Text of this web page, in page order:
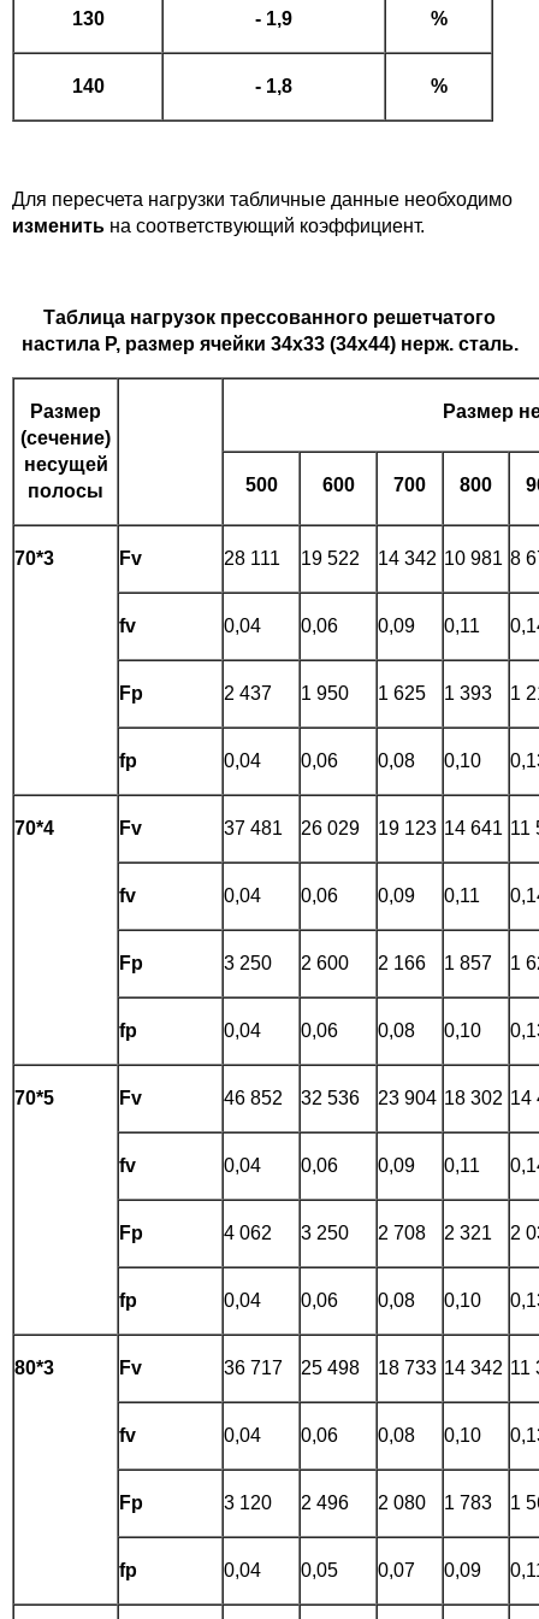
130 - 1,9 %
140 - 1,8 %
Для пересчета нагрузки табличные данные необходимо
изменить на соответствующий коэффициент.
Таблица нагрузок прессованного решетчатого
настила P, размер ячейки 34х33 (34х44) нерж. сталь.
Размер
(сечение)
несущей
полосы
Размер
500 600 700 800
70*3 Fv 28 111 19 522 14 342 10 981 8
fv 0,04 0,06 0,09 0,11
Fp 2 437 1 950 1 625 1 393 1
fp 0,04 0,06 0,08 0,10
70*4 Fv 37 481 26 029 19 123 14 641 11
fv 0,04 0,06 0,09 0,11
Fp 3 250 2 600 2 166 1 857 1
fp 0,04 0,06 0,08 0,10
70*5 Fv 46 852 32 536 23 904 18 302 14
fv 0,04 0,06 0,09 0,11
Fp 4 062 3 250 2 708 2 321 2
fp 0,04 0,06 0,08 0,10
80*3 Fv 36 717 25 498 18 733 14 342 11
fv 0,04 0,06 0,08 0,10
Fp 3 120 2 496 2 080 1 783 1
fp 0,04 0,05 0,07 0,09